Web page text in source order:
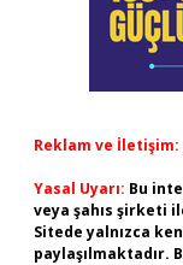
Reklam ve İletişim:
Yasal Uyarı: Bu
veya şahıs şirketi
Sitede yalnızca
paylaşılmaktadır.